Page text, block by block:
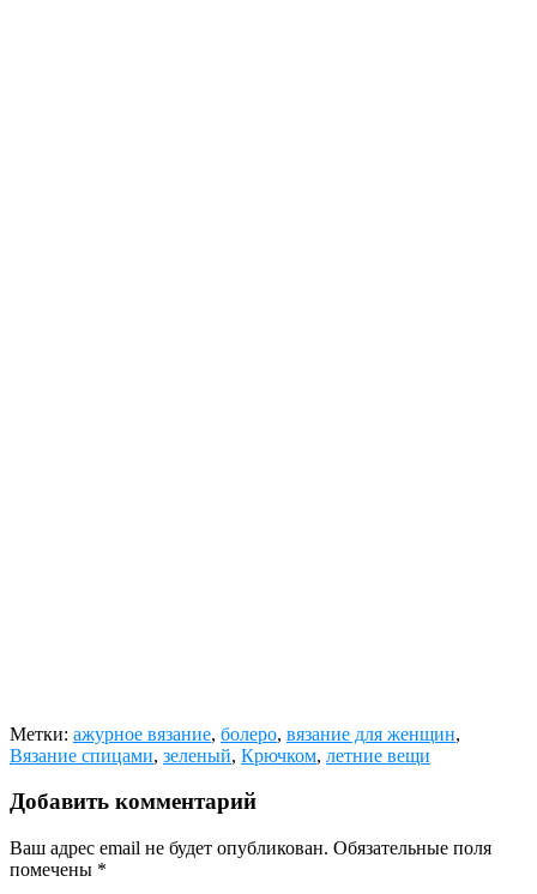
Метки: ажурное вязание, болеро, вязание для женщин,
Вязание спицами, зеленый, Крючком, летние вещи
Добавить комментарий
Ваш адрес email не будет опубликован. Обязательные поля
помечены *